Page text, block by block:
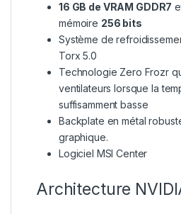
16 GB de VRAM GDDR7
mémoire 256 bits
Système de
Torx 5.0
Technologie Zero Frozr
ventilateurs lorsque la
suffisamment basse
Backplate en métal
graphique.
Logiciel MSI Center
Architecture